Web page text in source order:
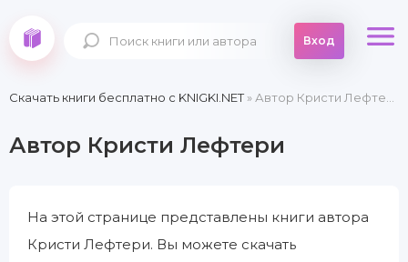
Вход
Скачать книги бесплатно c KNIGKI.NET» Автор Кристи Лефтери
Автор Кристи Лефтери
На этой странице представлены книги автора
Кристи Лефтери. Вы можете скачать